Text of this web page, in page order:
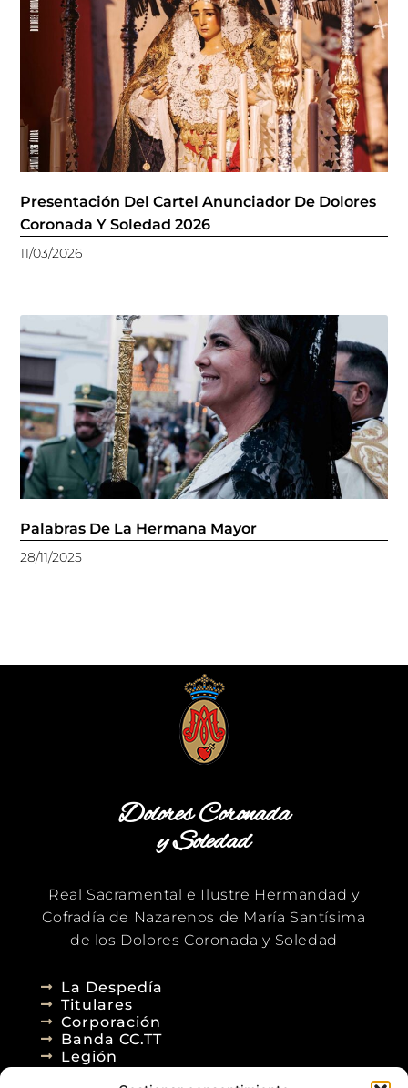
Presentación Del Cartel Anunciador De Dolores
Coronada Y Soledad 2026
11/03/2026
Palabras De La Hermana Mayor
28/11/2025
Dolores Coronada
y Soledad
Real Sacramental e Ilustre Hermandad y
Cofradía de Nazarenos de María Santísima
de los Dolores Coronada y Soledad
La Despedía
Titulares
Corporación
Banda CC.TT
Legión